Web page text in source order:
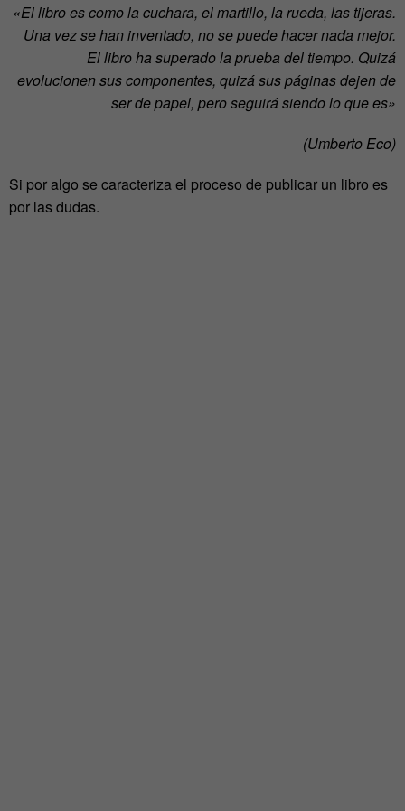
«El libro es como la cuchara, el martillo, la rueda, las tijeras.
Una vez se han inventado, no se puede hacer nada mejor.
El libro ha superado la prueba del tiempo. Quizá
evolucionen sus componentes, quizá sus páginas dejen de
ser de papel, pero seguirá siendo lo que es»
(Umberto Eco)
Si por algo se caracteriza el proceso de publicar un libro es
por las dudas.